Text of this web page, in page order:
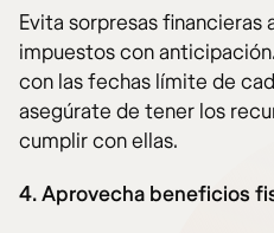
Evita sorpresas financieras
impuestos con
con las fechas límite de
asegúrate de tener los
cumplir con ellas.
4. Aprovecha beneficios